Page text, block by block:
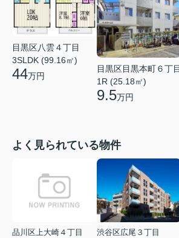
目黒区八雲４丁目
3SLDK (99.16㎡)
44万円
目黒区目黒本町６丁目
1R (25.18㎡)
9.5万円
よく見られている物件
品川区上大崎４丁目
渋谷区広尾３丁目